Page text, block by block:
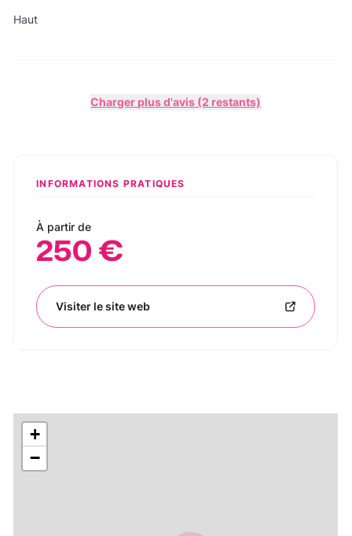
Haut
Charger plus d'avis (2 restants)
INFORMATIONS PRATIQUES
À partir de
250 €
Visiter le site web
+
−